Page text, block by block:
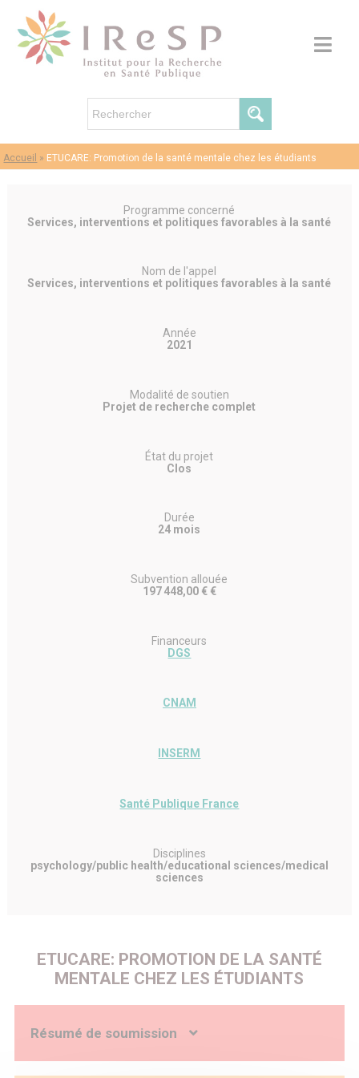
Accueil » ETUCARE: Promotion de la santé mentale chez les étudiants
Programme concerné
Services, interventions et politiques favorables à la santé
Nom de l'appel
Services, interventions et politiques favorables à la santé
Année
2021
Modalité de soutien
Projet de recherche complet
État du projet
Clos
Durée
24 mois
Subvention allouée
197 448,00 € €
Financeurs
DGS
CNAM
INSERM
Santé Publique France
Disciplines
psychology/public health/educational sciences/medical
sciences
ETUCARE: PROMOTION DE LA SANTÉ
MENTALE CHEZ LES ÉTUDIANTS
Résumé de soumission